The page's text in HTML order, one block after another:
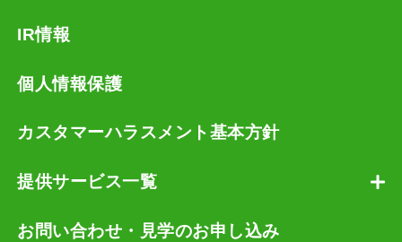
IR情報
個人情報保護
カスタマーハラスメント基本方針
提供サービス一覧
お問い合わせ・見学のお申し込み